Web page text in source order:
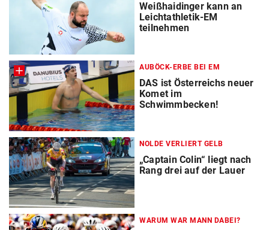
Weißhaidinger kann an
Leichtathletik-EM
teilnehmen
AUBÖCK-ERBE BEI EM
DAS ist Österreichs neuer
Komet im
Schwimmbecken!
NOLDE VERLIERT GELB
„Captain Colin“ liegt nach
Rang drei auf der Lauer
WARUM WAR MANN DABEI?